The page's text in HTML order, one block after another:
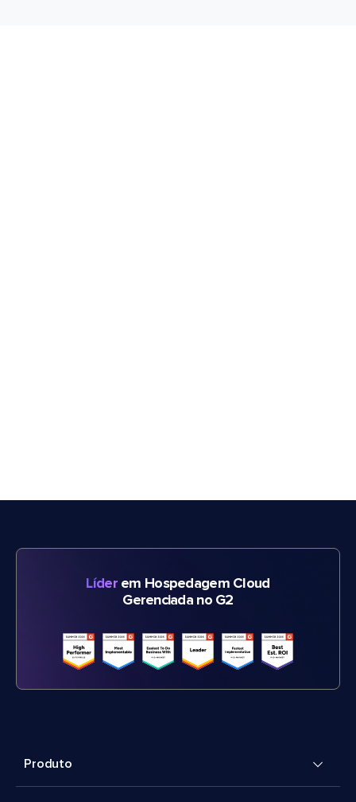
Líderem Hospedagem Cloud
Gerenciada no G2
Produto